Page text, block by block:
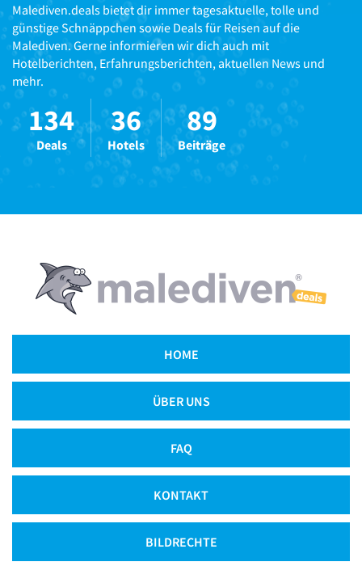
Malediven.deals bietet dir immer tagesaktuelle, tolle und
günstige Schnäppchen sowie Deals für Reisen auf die
Malediven. Gerne informieren wir dich auch mit
Hotelberichten, Erfahrungsberichten, aktuellen News und
mehr.
134
Deals
36
Hotels
89
Beiträge
HOME
ÜBER UNS
FAQ
KONTAKT
BILDRECHTE